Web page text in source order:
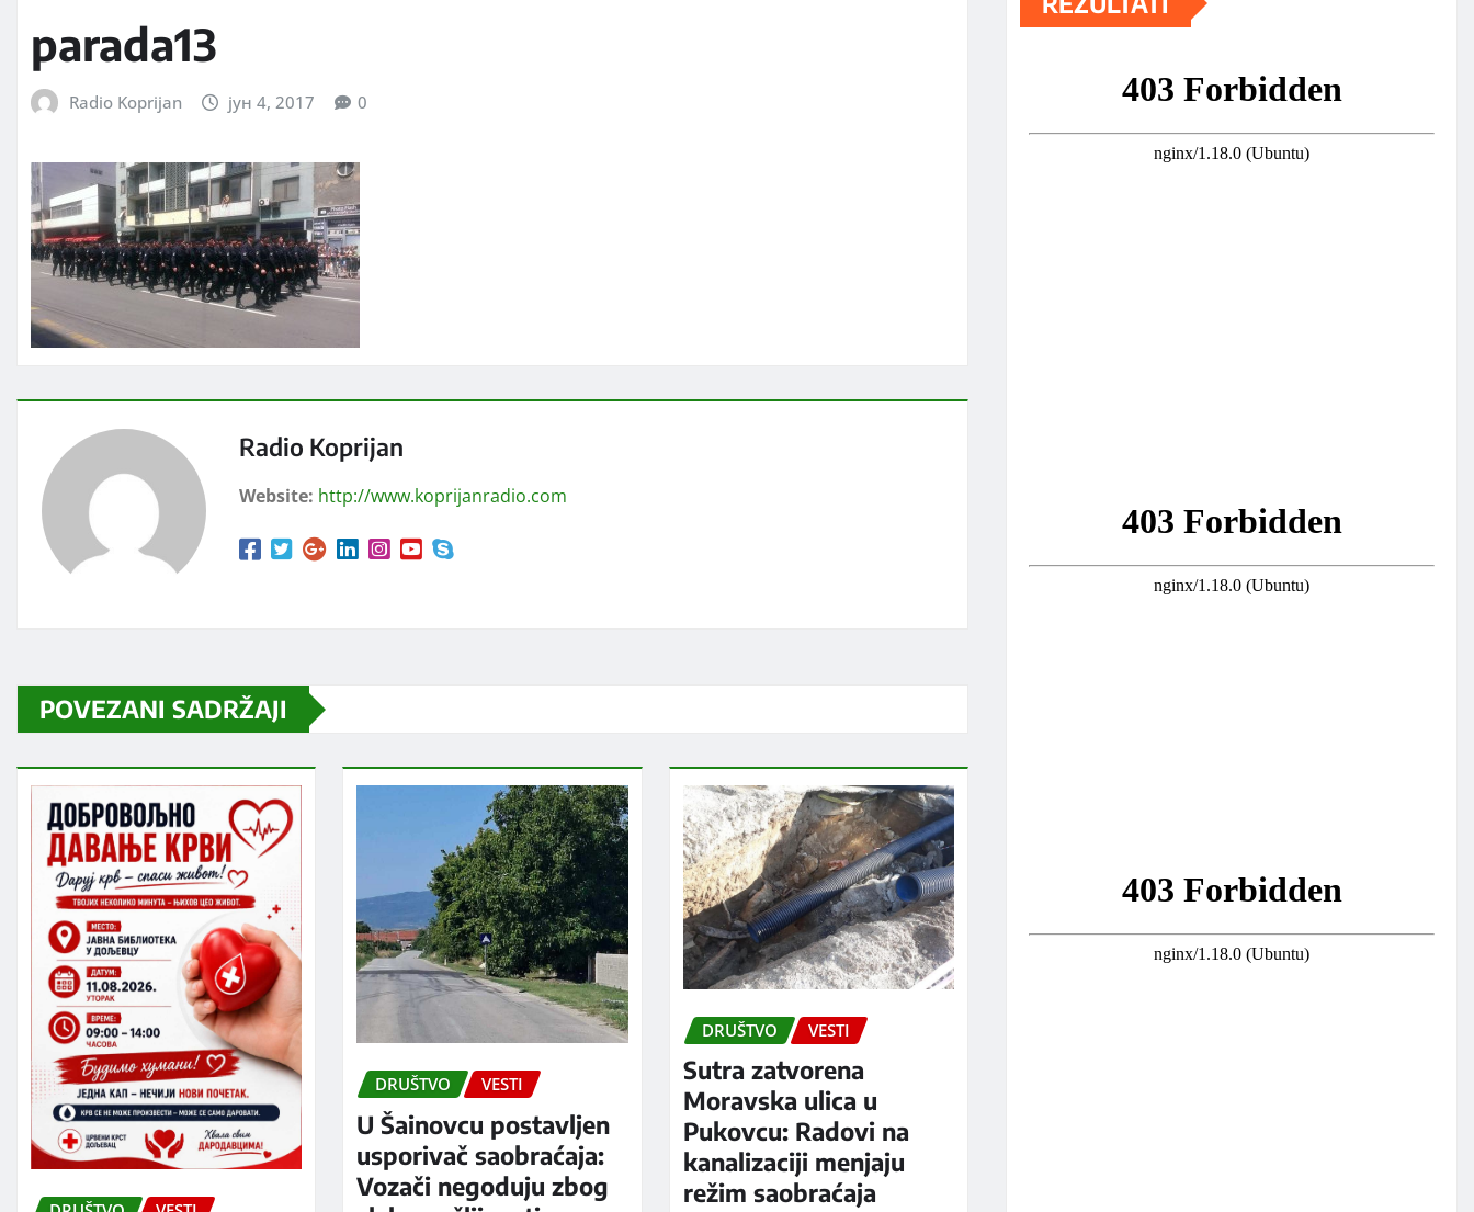
parada13
Radio Koprijan јун 4, 2017 0
Radio Koprijan
Website: http://www.koprijanradio.com
POVEZANI SADRŽAJI
DRUŠTVO VESTI
U Šainovcu postavljen
usporivač saobraćaja:
Vozači negoduju zbog
DRUŠTVO VESTI
Sutra zatvorena
Moravska ulica u
Pukovcu: Radovi na
kanalizaciji menjaju
režim saobraćaja